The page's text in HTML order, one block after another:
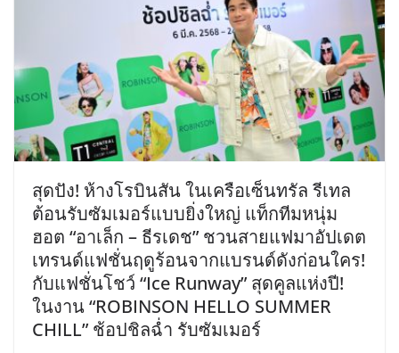
สุดปัง! ห้างโรบินสัน ในเครือเซ็นทรัล รีเทล
ต้อนรับซัมเมอร์แบบยิ่งใหญ่ แท็กทีมหนุ่ม
ฮอต “อาเล็ก – ธีรเดช” ชวนสายแฟมาอัปเดต
เทรนด์แฟชั่นฤดูร้อนจากแบรนด์ดังก่อนใคร!
กับแฟชั่นโชว์ “Ice Runway” สุดคูลแห่งปี!
ในงาน “ROBINSON HELLO SUMMER
CHILL” ช้อปชิลฉ่ำ รับซัมเมอร์